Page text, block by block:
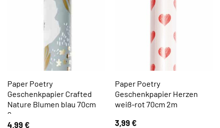
Paper Poetry
Geschenkpapier Crafted
Nature Blumen blau 70cm
2m
4,99 €
Paper Poetry
Geschenkpapier Herzen
weiß-rot 70cm 2m
3,99 €